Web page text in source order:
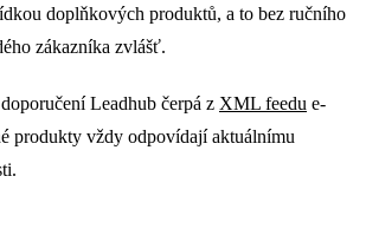
doplňkových produktů, a to bez ručního
zákazníka zvlášť.
Leadhub čerpá z XML feedu e-
produkty vždy odpovídají aktuálnímu